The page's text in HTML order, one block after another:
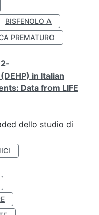
BISFENOLO A
PREMATURO
in Italian
Data from LIFE
dello studio di